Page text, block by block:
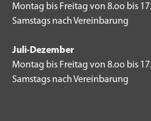
Montag bis Freitag von 8.oo bis
Samstags nach Vereinbarung
Juli-Dezember
Montag bis Freitag von 8.oo bis
Samstags nach Vereinbarung